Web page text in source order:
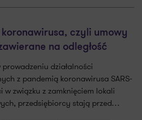
czyli umowy
na odległość
działalności
z pandemią koronawirusa SARS-
w związku z zamknięciem lokali
przedsiębiorcy stają przed…